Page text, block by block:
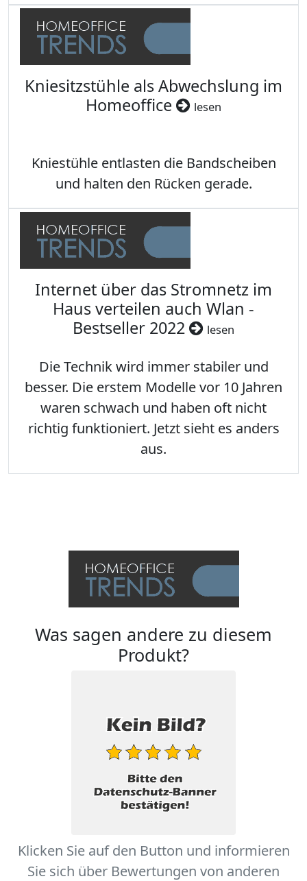
Kniesitzstühle als Abwechslung im
Homeoffice
lesen
Kniestühle entlasten die Bandscheiben
und halten den Rücken gerade.
Internet über das Stromnetz im
Haus verteilen auch Wlan -
Bestseller 2022
lesen
Die Technik wird immer stabiler und
besser. Die erstem Modelle vor 10 Jahren
waren schwach und haben oft nicht
richtig funktioniert. Jetzt sieht es anders
aus.
Was sagen andere zu diesem
Produkt?
Klicken Sie auf den Button und informieren
Sie sich über Bewertungen von anderen